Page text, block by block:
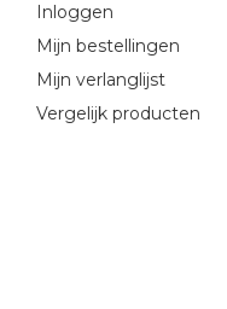
Inloggen
Mijn bestellingen
Mijn verlanglijst
Vergelijk producten